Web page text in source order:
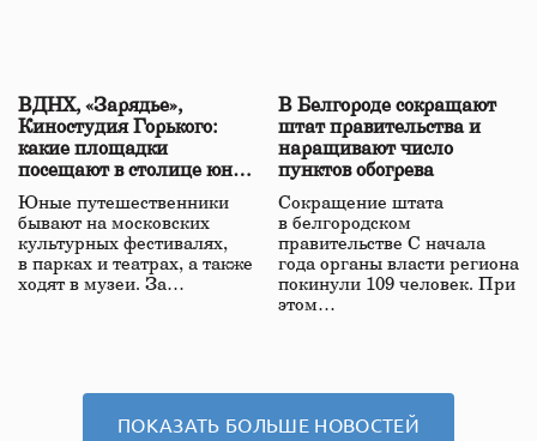
ВДНХ, «Зарядье»,
Киностудия Горького:
какие площадки
посещают в столице юные
жители регионов России
Юные путешественники
бывают на московских
культурных фестивалях,
в парках и театрах, а также
ходят в музеи. За…
В Белгороде сокращают
штат правительства и
наращивают число
пунктов обогрева
Сокращение штата
в белгородском
правительстве С начала
года органы власти региона
покинули 109 человек. При
этом…
ПОКАЗАТЬ БОЛЬШЕ НОВОСТЕЙ